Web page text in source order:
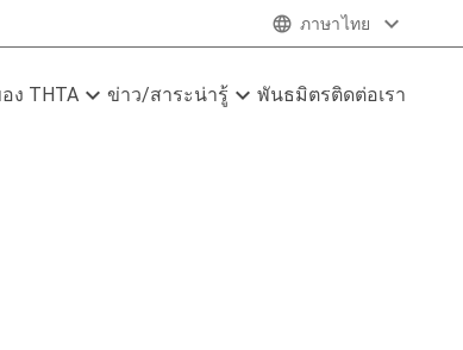
language ภาษาไทย expand_more
ง THTA expand_more ข่าว/สาระน่ารู้ expand_more พันธมิตรติดต่อเรา